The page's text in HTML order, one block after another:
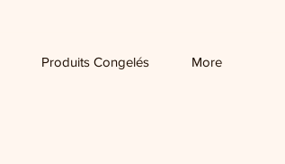
Produits Congelés More